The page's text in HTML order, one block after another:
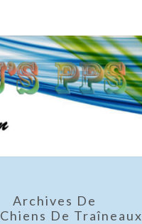
Archives De
Chiens De Traîneaux